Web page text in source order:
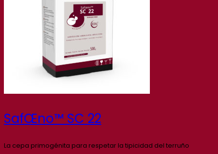
SafŒno™ SC 22
La cepa primogénita para respetar la tipicidad del terruño